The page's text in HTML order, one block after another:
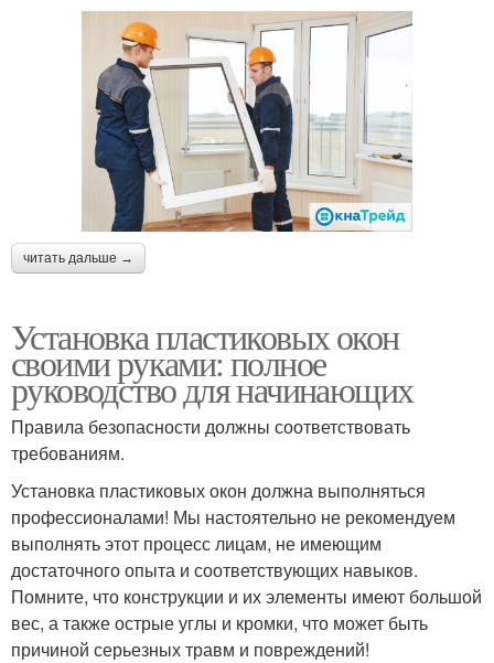
читать дальше →
Установка пластиковых окон
своими руками: полное
руководство для начинающих
Правила безопасности должны соответствовать
требованиям.
Установка пластиковых окон должна выполняться
профессионалами! Мы настоятельно не рекомендуем
выполнять этот процесс лицам, не имеющим
достаточного опыта и соответствующих навыков.
Помните, что конструкции и их элементы имеют большой
вес, а также острые углы и кромки, что может быть
причиной серьезных травм и повреждений!